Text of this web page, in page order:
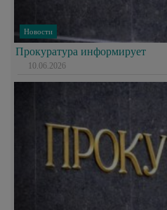
Новости
Прокуратура информирует
10.06.2026